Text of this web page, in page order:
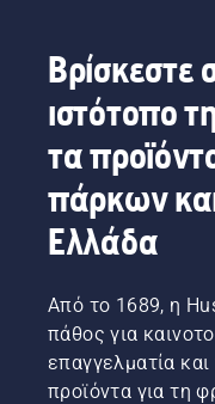
Βρίσκεστε
ιστότοπο
τα
πάρκων
Ελλάδα
Από το 1689, η
πάθος για
επαγγελματία
προϊόντα για τη